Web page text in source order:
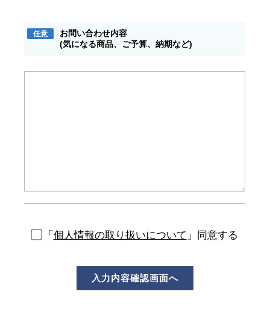
任意
お問い合わせ内容
(気になる商品、ご予算、納期など)
「 個人情報の取り扱いについて 」同意する